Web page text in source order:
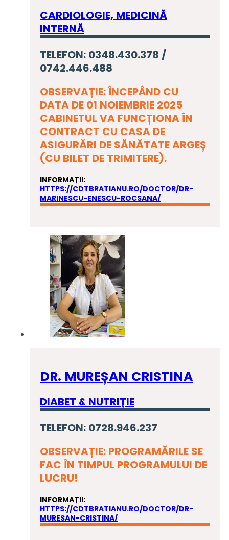
CARDIOLOGIE, MEDICINĂ
INTERNĂ
TELEFON: 0348.430.378 /
0742.446.488
OBSERVAȚIE: ÎNCEPÂND CU
DATA DE 01 NOIEMBRIE 2025
CABINETUL VA FUNCȚIONA ÎN
CONTRACT CU CASA DE
ASIGURĂRI DE SĂNĂTATE ARGEȘ
(CU BILET DE TRIMITERE).
INFORMAȚII:
HTTPS://CDTBRATIANU.RO/DOCTOR/DR-
MARINESCU-ENESCU-ROCSANA/
DR. MUREȘAN CRISTINA
DIABET & NUTRIȚIE
TELEFON: 0728.946.237
OBSERVAȚIE: PROGRAMĂRILE SE
FAC ÎN TIMPUL PROGRAMULUI DE
LUCRU!
INFORMAȚII:
HTTPS://CDTBRATIANU.RO/DOCTOR/DR-
MURESAN-CRISTINA/